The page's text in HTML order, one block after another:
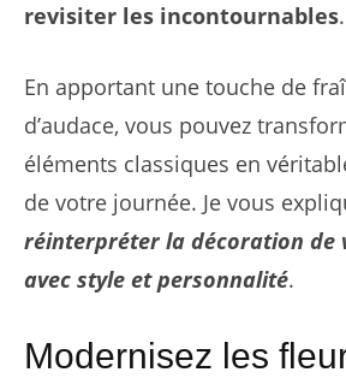
revisiter les incontournables.
En apportant une touche de
d’audace, vous pouvez
éléments classiques en
de votre journée. Je vous
réinterpréter la décoration de
avec style et personnalité.
Modernisez les